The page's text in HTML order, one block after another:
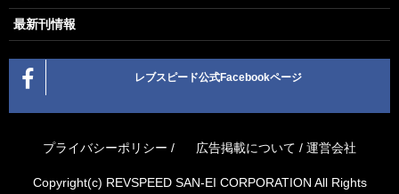
最新刊情報
レブスピード公式Facebookページ
プライバシーポリシー / 広告掲載について / 運営会社
Copyright(c) REVSPEED SAN-EI CORPORATION All Rights